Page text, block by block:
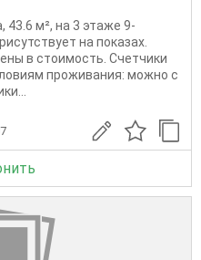
43.6 м², на 3 этаже 9-
на показах.
в стоимость. Счетчики
проживания: можно с